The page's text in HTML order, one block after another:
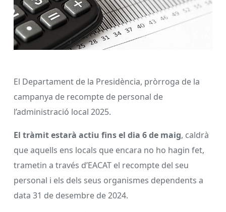
El Departament de la Presidència, pròrroga de la
campanya de recompte de personal de
l’administració local 2025.
El tràmit estarà actiu fins el dia 6 de maig, caldrà
que aquells ens locals que encara no ho hagin fet,
trametin a través d’EACAT el recompte del seu
personal i els dels seus organismes dependents a
data 31 de desembre de 2024.